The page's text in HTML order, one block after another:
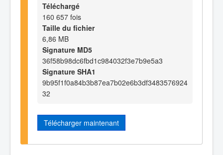
Téléchargé
160 657 fois
Taille du fichier
6,86 MB
Signature MD5
36f58b98dc6fbd1c984032f3e7b9e5a3
Signature SHA1
9b95f1f0a84b3b87ea7b02e6b3df3483576924
32
Télécharger maintenant